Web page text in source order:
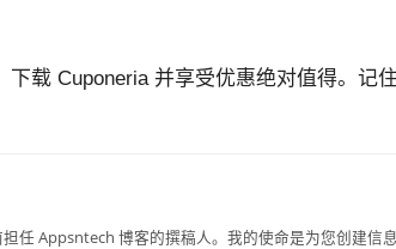
载 Cuponeria 并享受优惠绝对值得。记
任 Appsntech 博客的撰稿人。我的使命是为您创建信